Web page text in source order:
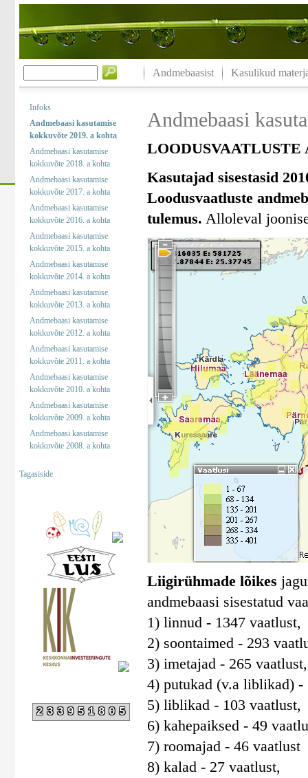
Andmebaasist Kasulikud
Infoks
Andmebaasi kasutamise
kokkuvõte 2019. a kohta
Andmebaasi kasutamise
kokkuvõte 2018. a kohta
Andmebaasi kasutamise
kokkuvõte 2017. a kohta
Andmebaasi kasutamise
kokkuvõte 2016. a kohta
Andmebaasi kasutamise
kokkuvõte 2015. a kohta
Andmebaasi kasutamise
kokkuvõte 2014. a kohta
Andmebaasi kasutamise
kokkuvõte 2013. a kohta
Andmebaasi kasutamise
kokkuvõte 2012. a kohta
Andmebaasi kasutamise
kokkuvõte 2011. a kohta
Andmebaasi kasutamise
kokkuvõte 2010. a kohta
Andmebaasi kasutamise
kokkuvõte 2009. a kohta
Andmebaasi kasutamise
kokkuvõte 2008. a kohta
Tagasiside
233951805
Andmebaasi
Kasutajad sisestasid
Loodusvaatluste
tulemus. Alloleval
Liigirühmade lõikes
andmebaasi sisestatud
1) linnud - 1347 vaatlust,
2) soontaimed - 293
3) imetajad - 265 vaatlust,
4) putukad (v.a liblikad) -
5) liblikad - 103 vaatlust,
6) kahepaiksed - 49
7) roomajad - 46 vaatlust
8) kalad - 27 vaatlust,